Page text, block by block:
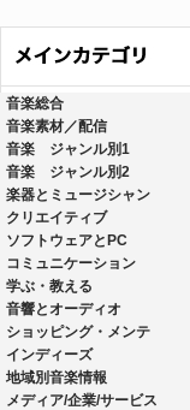
音楽総合
音楽素材／配信
音楽 ジャンル別1
音楽 ジャンル別2
楽器とミュージシャン
クリエイティブ
ソフトウェアとPC
コミュニケーション
学ぶ・教える
音響とオーディオ
ショッピング・メンテ
インディーズ
地域別音楽情報
メディア/企業/サービス